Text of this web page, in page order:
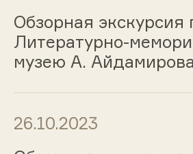
Обзорная экскурсия
Литературно-
музею А. Айдамирова
26.10.2023